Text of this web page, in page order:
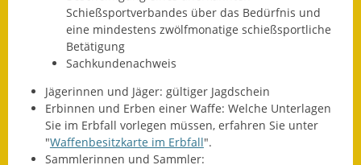
Schießsportverbandes über das Bedürfnis und
eine mindestens zwölfmonatige schießsportliche
Betätigung
Sachkundenachweis
Jägerinnen und Jäger: gültiger Jagdschein
Erbinnen und Erben einer Waffe: Welche Unterlagen
Sie im Erbfall vorlegen müssen, erfahren Sie unter
"Waffenbesitzkarte im Erbfall".
Sammlerinnen und Sammler: